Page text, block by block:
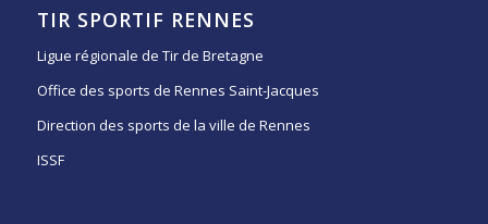
TIR SPORTIF RENNES
Ligue régionale de Tir de Bretagne
Office des sports de Rennes Saint-Jacques
Direction des sports de la ville de Rennes
ISSF